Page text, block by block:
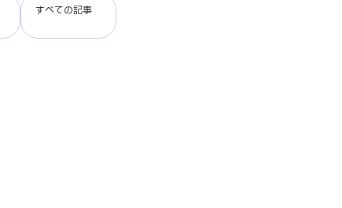
すべての記事